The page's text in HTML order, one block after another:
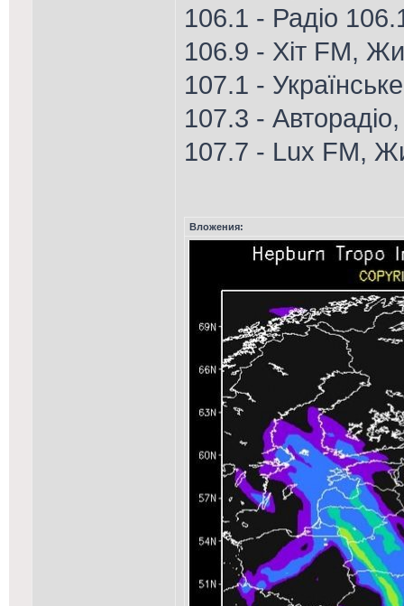
106.1 - Радіо
106.9 - Хіт FM,
107.1 -
107.3 -
107.7 - Lux FM,
Вложения: